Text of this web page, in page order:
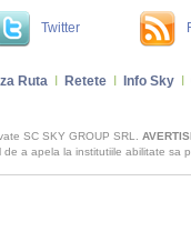
Twitter
RutaI ReteteI Info SkyI
SC SKY GROUP SRL.
a apela la institutiile abilitate sa